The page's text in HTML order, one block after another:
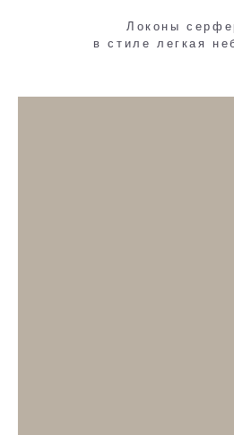
Локоны
в стиле легкая